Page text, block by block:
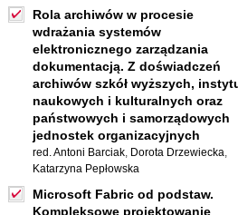
Rola archiwów w procesie
wdrażania systemów
elektronicznego zarządzania
dokumentacją. Z doświadczeń
archiwów szkół wyższych,
naukowych i kulturalnych oraz
państwowych i samorządowych
jednostek organizacyjnych
red. Antoni Barciak, Dorota Drzewiecka,
Katarzyna Pepłowska
Microsoft Fabric od podstaw.
Kompleksowe projektowanie